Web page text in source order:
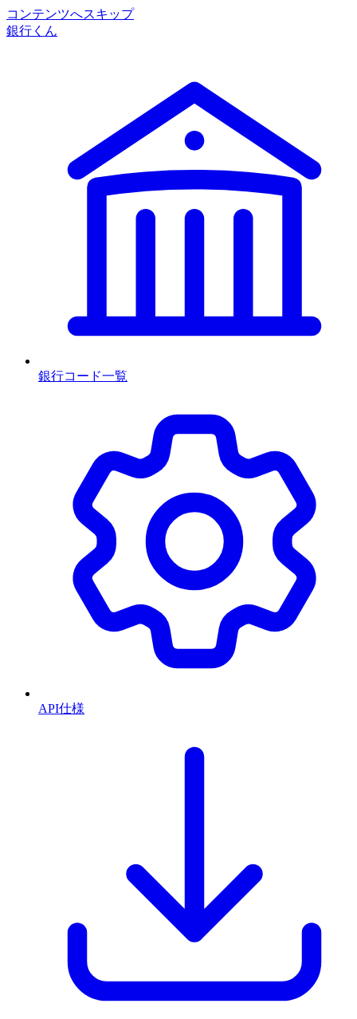
コンテンツへスキップ
銀行くん
銀行コード一覧
API仕様